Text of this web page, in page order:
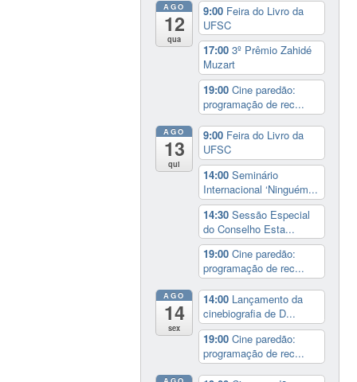
AGO
12
qua
9:00 Feira do Livro da
UFSC
17:003º Prêmio Zahidé
Muzart
19:00Cine paredão:
programação de rec...
AGO
13
qui
9:00 Feira do Livro da
UFSC
14:00Seminário
Internacional ‘Ninguém...
14:30Sessão Especial
do Conselho Esta...
19:00Cine paredão:
programação de rec...
AGO
14
sex
14:00 Lançamento da
cinebiografia de D...
19:00Cine paredão:
programação de rec...